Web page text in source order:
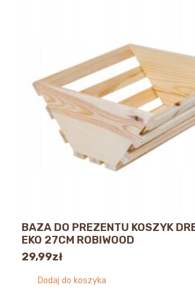
BAZA DO PREZENTU KOSZYK
EKO 27CM ROBIWOOD
29,99zł
Dodaj do koszyka